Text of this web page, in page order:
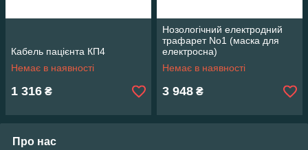
Кабель пацієнта КП4
Немає в наявності
1 316 ₴
Нозологічний електродний
трафарет No1 (маска для
електросна)
Немає в наявності
3 948 ₴
Про нас